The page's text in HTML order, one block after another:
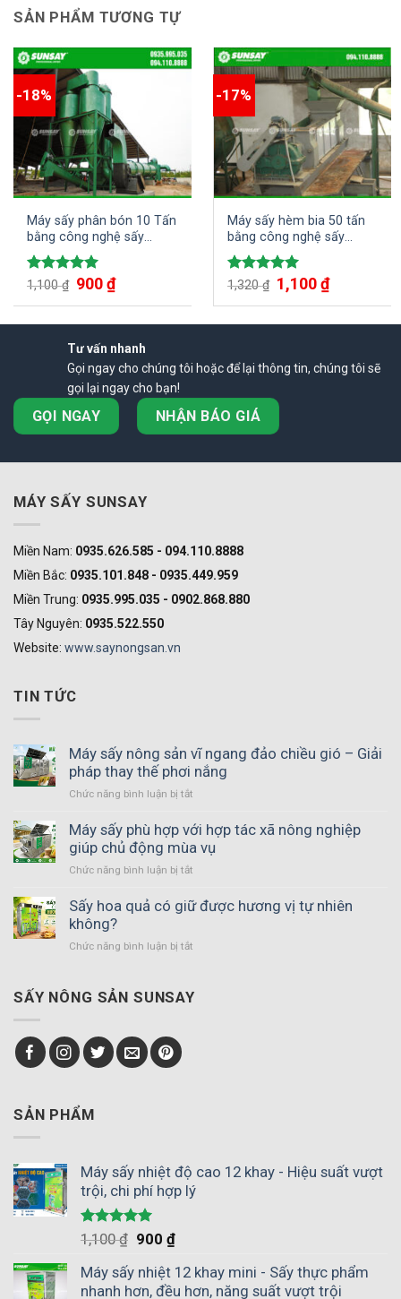
SẢN PHẨM TƯƠNG TỰ
-18%
Máy sấy phân bón 10 Tấn
bằng công nghệ sấy
thùng quay
Được xếp
1,100₫ 900₫
-17%
Máy sấy hèm bia 50 tấn
bằng công nghệ sấy
thùng quay
Được xếp
5.00
1,320₫ 1,100₫
Tư vấn nhanh
Gọi ngay cho chúng tôi hoặc để lại thông tin, chúng tôi sẽ
gọi lại ngay cho bạn!
GỌI NGAY NHẬN BÁO GIÁ
MÁY SẤY SUNSAY
Miền Nam: 0935.626.585 - 094.110.8888
Miền Bắc: 0935.101.848 - 0935.449.959
Miền Trung: 0935.995.035 - 0902.868.880
Tây Nguyên: 0935.522.550
Website: www.saynongsan.vn
TIN TỨC
Máy sấy nông sản vĩ ngang đảo chiều gió – Giải
pháp thay thế phơi nắng
Chức năng bình luận bị tắt
sấy
nông
đảo
Máy sấy phù hợp với hợp tác xã nông nghiệp
giúp chủ động mùa vụ
Chức năng bình luận bị tắt
sấy
Sấy hoa quả có giữ được hương vị tự nhiên
không?
Chức năng bình luận bị tắt
quả
SẤY NÔNG SẢN SUNSAY
SẢN PHẨM
Máy sấy nhiệt độ cao 12 khay - Hiệu suất vượt
trội, chi phí hợp lý
Được xếp
hạng
5.00
5 sao
1,100₫ 900₫
Máy sấy nhiệt 12 khay mini - Sấy thực phẩm
nhanh hơn, đều hơn, năng suất vượt trội